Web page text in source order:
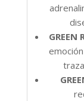
GREEN